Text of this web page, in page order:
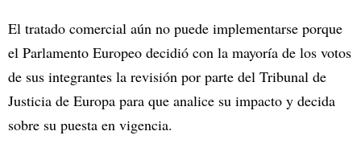
El tratado comercial aún no puede implementarse porque
el Parlamento Europeo decidió con la mayoría de los votos
de sus integrantes la revisión por parte del Tribunal de
Justicia de Europa para que analice su impacto y decida
sobre su puesta en vigencia.